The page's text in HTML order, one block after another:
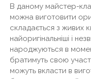
В даному майстер-
можна виготовити
складається з живих
найоригінальніші і
народжуються в
братимуть свою
можуть вкласти в